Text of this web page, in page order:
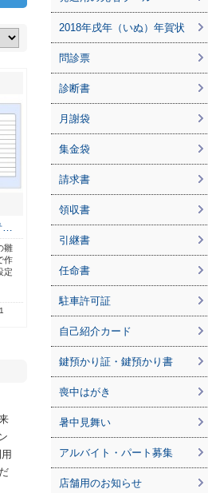
…
雛
作
定
2018年戌年（いぬ）年賀状
問診票
診断書
月謝袋
集金袋
請求書
領収書
引継書
任命書
駐車許可証
自己紹介カード
鍵預かり証・鍵預かり書
喪中はがき
暑中見舞い
アルバイト・パート募集
店舗用のお知らせ